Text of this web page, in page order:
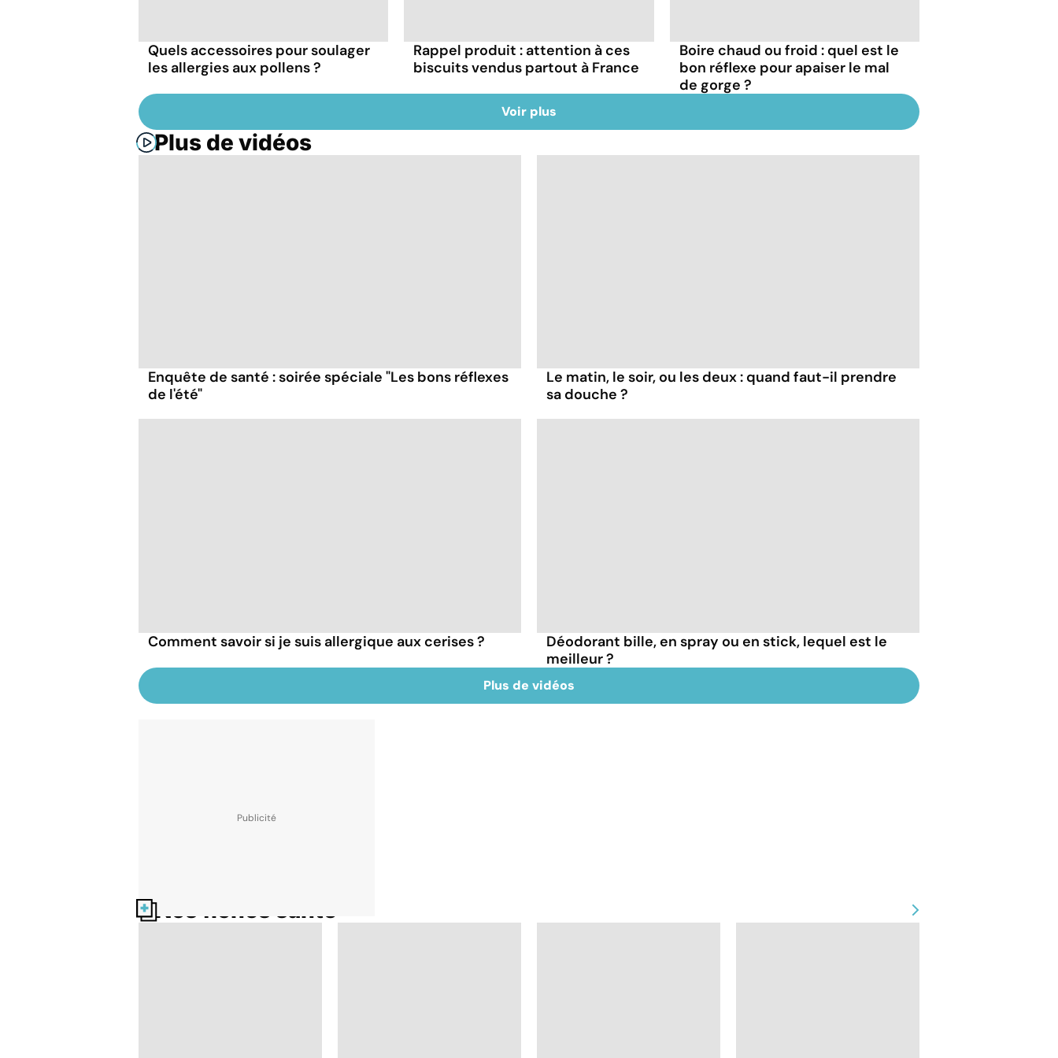
Quels accessoires pour soulager
les allergies aux pollens ?
Rappel produit : attention à ces
biscuits vendus partout à France
Boire chaud ou froid : quel est le
bon réflexe pour apaiser le mal
de gorge ?
Voir plus
Plus de vidéos
Enquête de santé : soirée spéciale "Les bons réflexes
de l'été"
Le matin, le soir, ou les deux : quand faut-il prendre
sa douche ?
Comment savoir si je suis allergique aux cerises ?
Déodorant bille, en spray ou en stick, lequel est le
meilleur ?
Plus de vidéos
Nos fiches santé